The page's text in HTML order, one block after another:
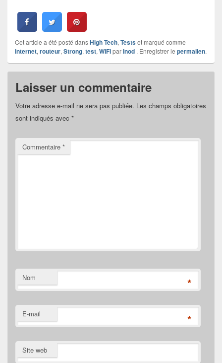
Cet article a été posté dansHigh Tech, Testset marqué comme
internet, routeur, Strong, test, WiFiparInod . Enregistrer le permalien.
Laisser un commentaire
Votre adresse e-mail ne sera pas publiée. Les champs obligatoires
sont indiqués avec *
Commentaire *
Nom *
E-mail *
Site web